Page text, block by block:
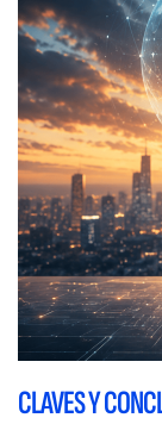
CLAVES Y